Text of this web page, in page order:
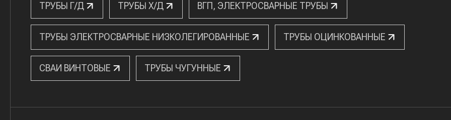
ТРУБЫ Г/Д ТРУБЫ Х/Д ВГП, ЭЛЕКТРОСВАРНЫЕ ТРУБЫ
ТРУБЫ ЭЛЕКТРОСВАРНЫЕ НИЗКОЛЕГИРОВАННЫЕ ТРУБЫ ОЦИНКОВАННЫЕ
СВАИ ВИНТОВЫЕ ТРУБЫ ЧУГУННЫЕ